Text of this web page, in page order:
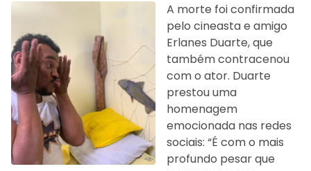
A morte foi confirmada
pelo cineasta e amigo
Erlanes Duarte, que
também contracenou
com o ator. Duarte
prestou uma
homenagem
emocionada nas redes
sociais: “É com o mais
profundo pesar que